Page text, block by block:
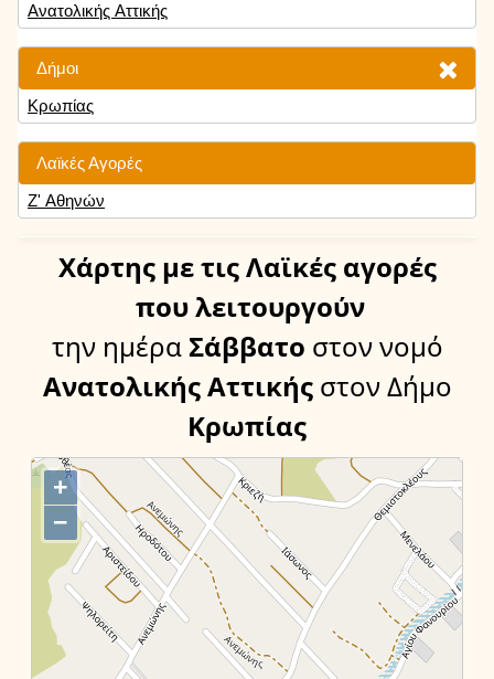
Ανατολικής Αττικής
Δήμοι
Κρωπίας
Λαϊκές Αγορές
Ζ' Αθηνών
Χάρτης με τις Λαϊκές αγορές
που λειτουργούν
την ημέραΣάββατο στον νομό
Ανατολικής Αττικής στον Δήμο
Κρωπίας
+
−